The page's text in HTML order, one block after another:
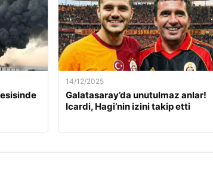
14/12/2025
Galatasaray’da unutulmaz anlar!
Icardi, Hagi’nin izini takip etti